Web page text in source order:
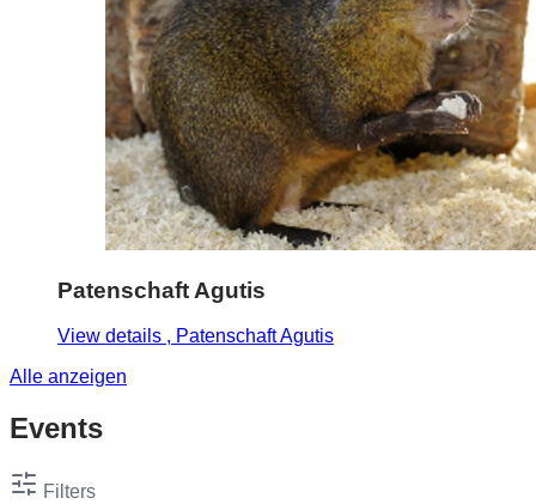
Patenschaft Agutis
View details , Patenschaft Agutis
Alle anzeigen
Events
Filters